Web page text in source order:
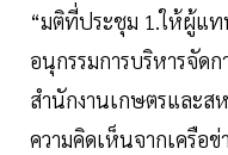
“มติที่ประชุม 1.ให้ผู้แ
อนุกรรมการบริหารจัด
สำนักงานเกษตรและส
ความคิดเห็นจากเครือ